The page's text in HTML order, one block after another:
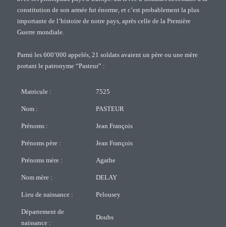
constitution de son armée fut énorme, et c’est probablement la plus
importante de l’histoire de notre pays, après celle de la Première
Guerre mondiale.
Parmi les 600’000 appelés, 21 soldats avaient un père ou une mère
portant le patronyme “Pasteur” :
Matricule : 7525
Nom : PASTEUR
Prénoms : Jean François
Prénoms père : Jean François
Prénoms mère : Agathe
Nom mère : DELAY
Lieu de naissance : Pelousey
Département de
naissance :
Doubs